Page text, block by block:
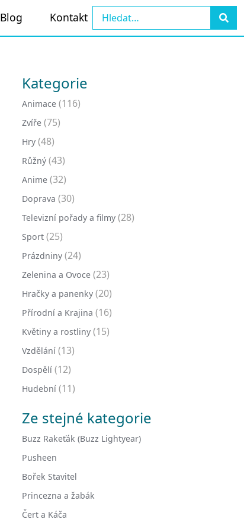
Blog Kontakt
Kategorie
Animace (116)
Zvíře (75)
Hry (48)
Růžný (43)
Anime (32)
Doprava (30)
Televizní pořady a filmy (28)
Sport (25)
Prázdniny (24)
Zelenina a Ovoce (23)
Hračky a panenky (20)
Přírodní a Krajina (16)
Květiny a rostliny (15)
Vzdělání (13)
Dospělí (12)
Hudební (11)
Ze stejné kategorie
Buzz Rakeťák (Buzz Lightyear)
Pusheen
Bořek Stavitel
Princezna a žabák
Čert a Káča